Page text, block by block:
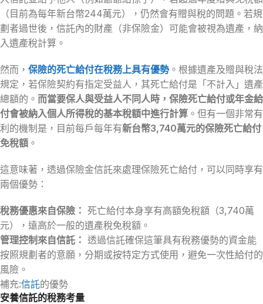
（目前為每年新台幣244萬元），仍然會有贈與稅的問題。若規
劃者過世後，信託內的財產（非保險金）可能會被視為遺產，納
入遺產稅計算。
然而， 保險的死亡給付在稅務上具有優勢。根據遺產及贈與稅法
規定，若保險契約有指定受益人，其死亡給付是「不計入」遺產
總額的。 而當要保人與受益人不同人時，保險死亡給付或年金給
付會被納入個人所得稅的基本稅額中進行計算 。但有一個非常有
利的機制是，目前每戶每年有新台幣3,740萬元的保險死亡給付
免稅額 。
這意味著，透過保險金信託來處理保險死亡給付，可以同時享有
兩個優勢：
稅務優惠來自保險： 死亡給付本身享有高額免稅額（3,740萬
元），遠高於一般的遺產稅免稅額。
管理控制來自信託： 透過信託確保這筆具有稅務優勢的資金能
按照規劃者的意願，分期或按特定方式使用，避免一次性給付的
風險。
補充:信託的優勢
安養信託的稅務考量